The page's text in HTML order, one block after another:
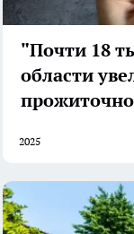
"Почти 18
области
2025